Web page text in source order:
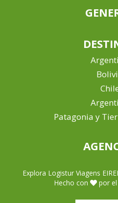
Patagonia y
Explora Logistur Viagens
Hecho con
por el